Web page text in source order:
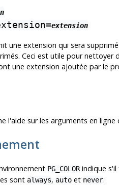
extension
une extension qui sera
Ceci est utile pour nettoyer
une extension ajoutée par le
l'aide sur les arguments en
PG_COLORindique s'il
sont always, autoet never.